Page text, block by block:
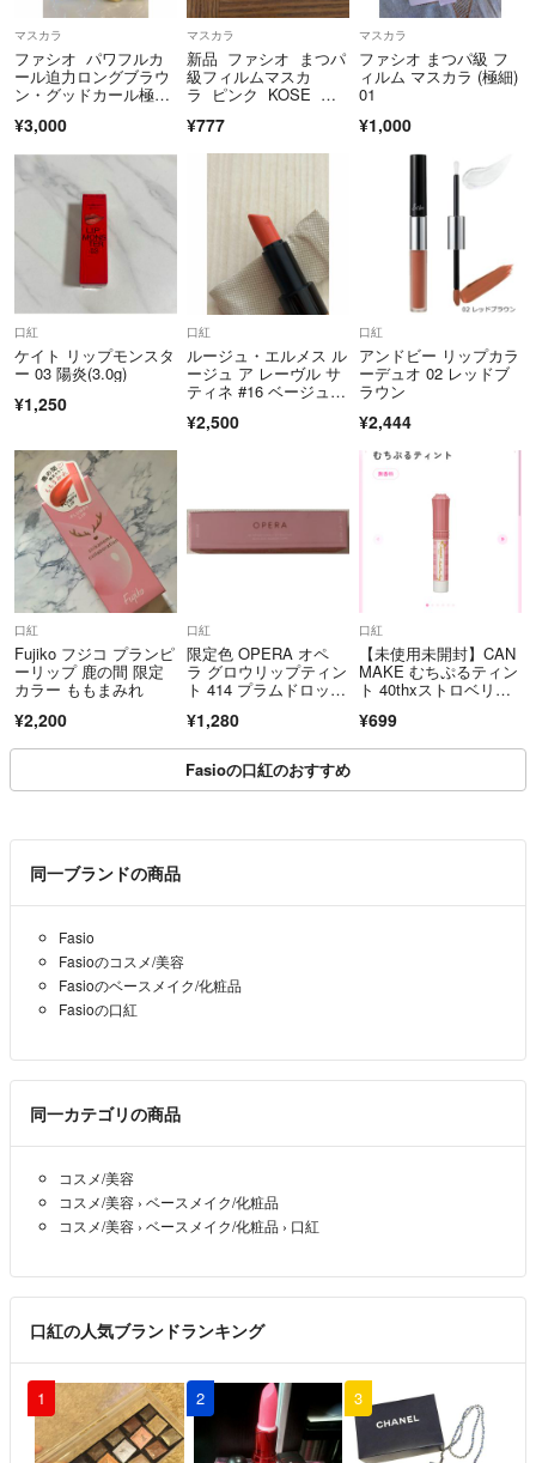
マスカラ
ファシオ パワフルカ
ール迫力ロングブラウ
ン・グッドカール極上
¥3,000
マスカラ
新品 ファシオ まつパ
級フィルムマスカ
ラ ピンク KOSE コ
¥777
マスカラ
ファシオ まつパ級 フ
ィルム マスカラ (極細)
01
¥1,000
口紅
ケイト リップモンスタ
ー 03 陽炎(3.0g)
¥1,250
口紅
ルージュ・エルメス ル
ージュ ア レーヴル サ
ティネ #16 ベージュ・
縄・離島を除く 化粧
¥2,500
口紅
アンドビー リップカラ
ーデュオ 02 レッドブ
ラウン
¥2,444
口紅
Fujiko フジコ プランピ
ーリップ 鹿の間 限定
カラー ももまみれ
¥2,200
口紅
限定色 OPERA オペ
ラ グロウリップティン
ト 414 プラムドロッ
¥1,280
口紅
【未使用未開封】CAN
MAKE むちぷるティン
ト 40thxストロベリー
¥699
Fasioの口紅のおすすめ
同一ブランドの商品
Fasio
Fasioのコスメ/美容
Fasioのベースメイク/化粧品
Fasioの口紅
同一カテゴリの商品
コスメ/美容
コスメ/美容 › ベースメイク/化粧品
コスメ/美容 › ベースメイク/化粧品 › 口紅
口紅の人気ブランドランキング
1 2 3